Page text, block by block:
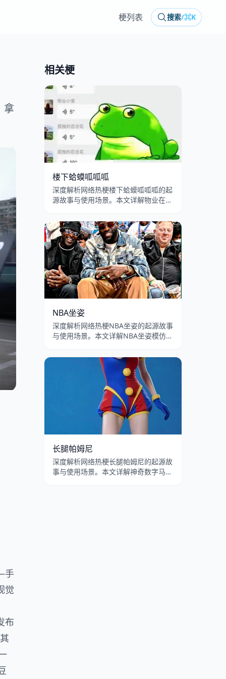
梗列表 搜索/⌘K
拿
手
觉
布
相关梗
楼下蛤蟆呱呱呱
深度解析网络热梗楼下蛤蟆呱呱呱的起
源故事与使用场景。本文详解物业在吗
转场特效的病毒式传播，以及业主投诉
蛤蟆梗在B站和抖音的流行演变。
NBA坐姿
深度解析网络热梗NBA坐姿的起源故事
与使用场景。本文详解NBA坐姿模仿挑
板在B站和抖音的流行传播，以及男性
扩张坐姿的文化讨论。
长腿帕姆尼
深度解析网络热梗长腿帕姆尼的起源故
事与使用场景。本文详解神奇数字马戏